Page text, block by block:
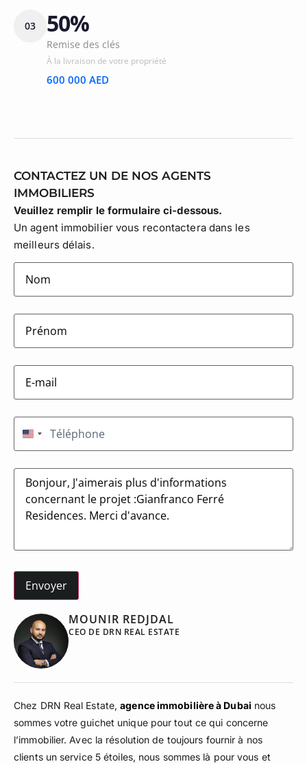
03 50%
Remise des clés
À la livraison de votre propriété
600 000 AED
CONTACTEZ UN DE NOS AGENTS
IMMOBILIERS
MOUNIR REDJDAL
CEO DE DRN REAL ESTATE
Chez DRN Real Estate,agence immobilière à Dubai nous
sommes votre guichet unique pour tout ce qui concerne
l’immobilier. Avec la résolution de toujours fournir à nos
clients un service 5 étoiles, nous sommes là pour vous et
Veuillez remplir le formulaire ci-dessous.
Un agent immobilier vous recontactera dans les
meilleurs délais.
lastname(Nécessaire)
firstname(Nécessaire)
E-
mail(Nécessaire)
Téléphone(Nécessaire)
États-Unis +1
Message